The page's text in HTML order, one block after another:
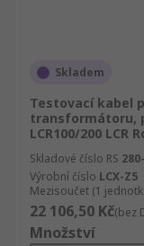
Skladem
Testovací kabel
transformátoru,
LCR100/200 LCR
Skladové číslo RS
Výrobní číslo LCX-Z5
Mezisoučet (1
22 106,50 Kč(bez
Množství